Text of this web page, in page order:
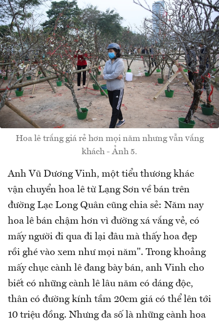
Hoa lê trắng giá rẻ hơn mọi năm nhưng vẫn vắng
khách - Ảnh 5.
Anh Vũ Dương Vinh, một tiểu thương khác
vận chuyển hoa lê từ Lạng Sơn về bán trên
đường Lạc Long Quân cũng chia sẻ: Năm nay
hoa lê bán chậm hơn vì đường xá vắng vẻ, có
mấy người đi qua đi lại đâu mà thấy hoa đẹp
rồi ghé vào xem như mọi năm". Trong khoảng
mấy chục cành lê đang bày bán, anh Vinh cho
biết có những cành lê lâu năm có dáng độc,
thân có đường kính tầm 20cm giá có thể lên tới
10 triệu đồng. Nhưng đa số là những cành hoa